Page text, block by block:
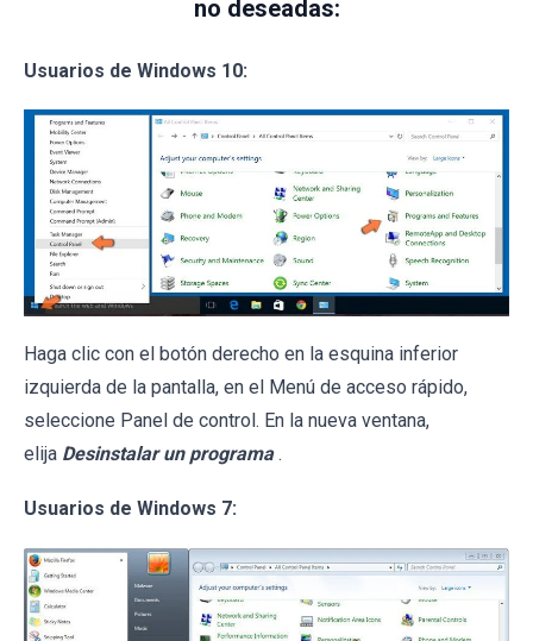
no deseadas:
Usuarios de Windows 10:
Haga clic con el botón derecho en la esquina inferior
izquierda de la pantalla, en el Menú de acceso rápido,
seleccione Panel de control. En la nueva ventana,
elija Desinstalar un programa .
Usuarios de Windows 7: